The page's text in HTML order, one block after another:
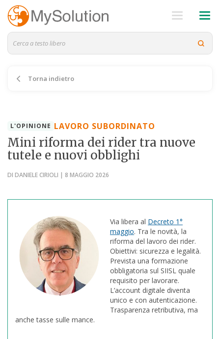
Torna indietro
L'OPINIONE LAVORO SUBORDINATO
Mini riforma dei rider tra nuove
tutele e nuovi obblighi
DI DANIELE CIRIOLI | 8 MAGGIO 2026
Via libera al Decreto 1°
maggio. Tra le novità, la
riforma del lavoro dei rider.
Obiettivi: sicurezza e legalità.
Prevista una formazione
obbligatoria sul SIISL quale
requisito per lavorare.
L’account digitale diventa
unico e con autenticazione.
Trasparenza retributiva, ma
anche tasse sulle mance.